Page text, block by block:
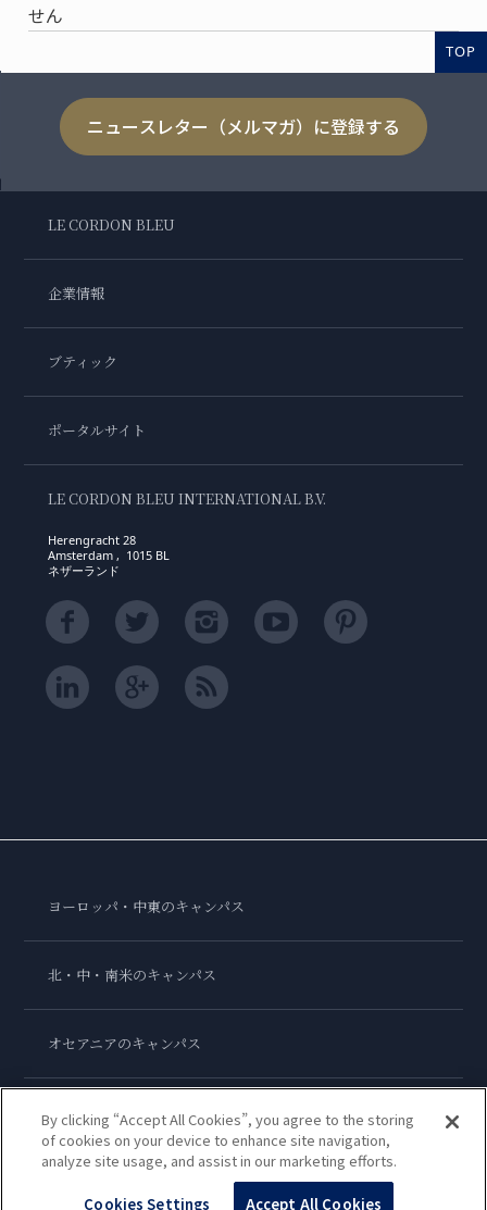
せん
TOP
ニュースレター（メルマガ）に登録する
LE CORDON BLEU
企業情報
ブティック
ポータルサイト
LE CORDON BLEU INTERNATIONAL B.V.
Herengracht 28
Amsterdam , 1015 BL
ネザーランド
ヨーロッパ・中東のキャンパス
北・中・南米のキャンパス
オセアニアのキャンパス
アジアのキャンパス
ル・コルドン・ブルー・インターナショナル
By clicking “Accept All Cookies”, you agree to the storing
of cookies on your device to enhance site navigation,
analyze site usage, and assist in our marketing efforts.
Cookies Settings Accept All Cookies